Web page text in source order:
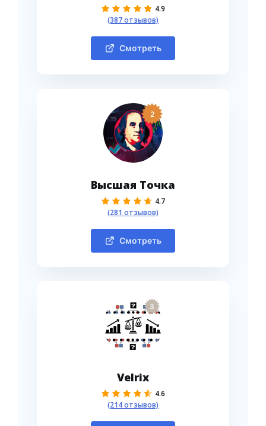
4.9
(387 отзывов)
Смотреть
2
Высшая Точка
4.7
(281 отзывов)
Смотреть
3
Velrix
4.6
(214 отзывов)